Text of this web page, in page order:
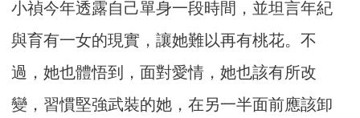
小禎今年透露自己單身一段時間，並坦言年紀
與育有一女的現實，讓她難以再有桃花。不
過，她也體悟到，面對愛情，她也該有所改
變，習慣堅強武裝的她，在另一半面前應該卸